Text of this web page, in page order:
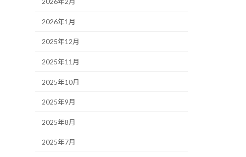
2026年1月
2025年12月
2025年11月
2025年10月
2025年9月
2025年8月
2025年7月